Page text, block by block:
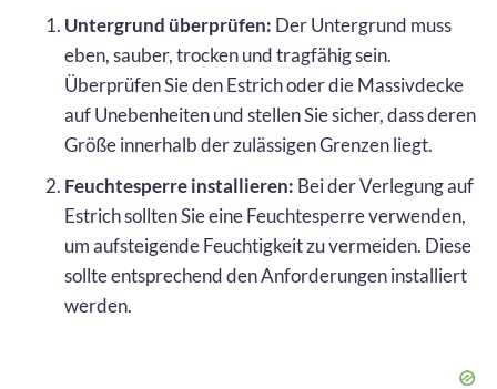
Untergrund überprüfen: Der Untergrund muss
eben, sauber, trocken und tragfähig sein.
Überprüfen Sie den Estrich oder die Massivdecke
auf Unebenheiten und stellen Sie sicher, dass deren
Größe innerhalb der zulässigen Grenzen liegt.
Feuchtesperre installieren: Bei der Verlegung auf
Estrich sollten Sie eine Feuchtesperre verwenden,
um aufsteigende Feuchtigkeit zu vermeiden. Diese
sollte entsprechend den Anforderungen installiert
werden.